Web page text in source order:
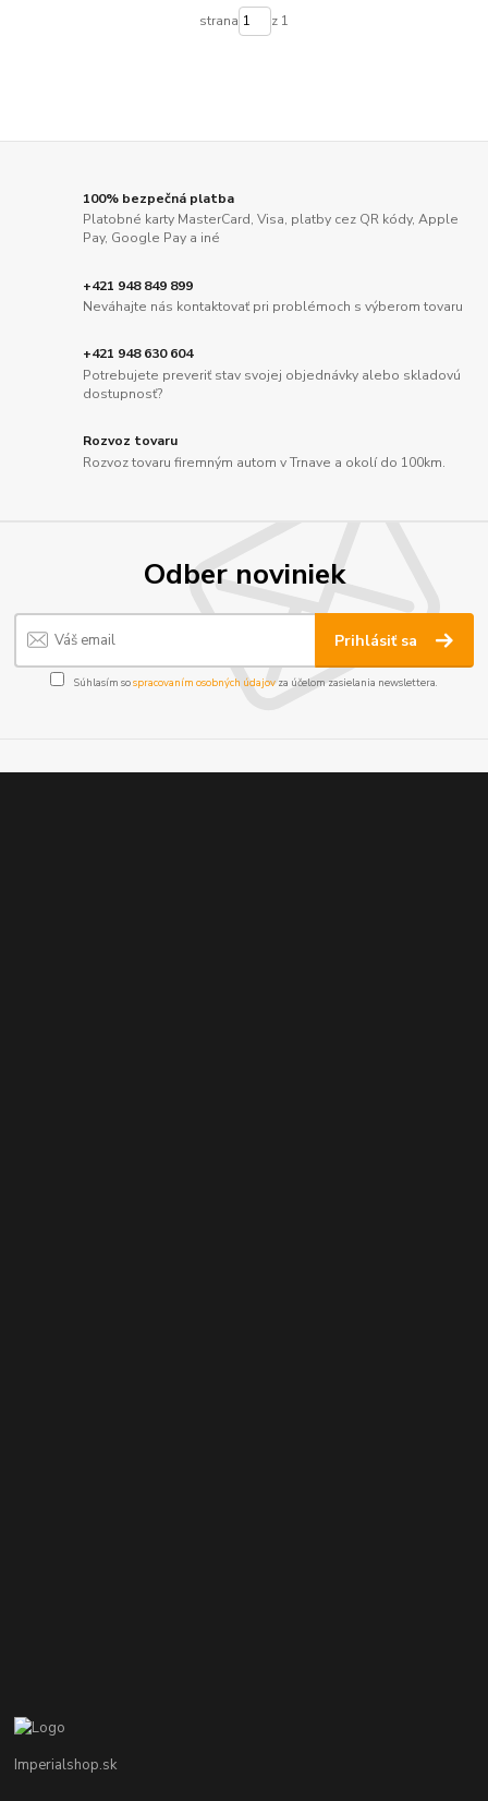
strana z 1
100% bezpečná platba
Platobné karty MasterCard, Visa, platby cez QR kódy, Apple
Pay, Google Pay a iné
+421 948 849 899
Neváhajte nás kontaktovať pri problémoch s výberom tovaru
+421 948 630 604
Potrebujete preveriť stav svojej objednávky alebo skladovú
dostupnosť?
Rozvoz tovaru
Rozvoz tovaru firemným autom v Trnave a okolí do 100km.
Odber noviniek
Prihlásiť sa
Súhlasím sospracovaním osobných údajov za účelom zasielania newslettera.
Imperialshop.sk